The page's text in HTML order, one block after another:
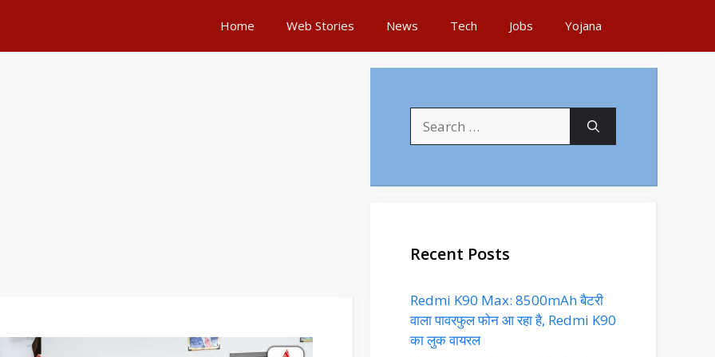
Home Web Stories News Tech Jobs Yojana
for:
Recent Posts
Redmi K90 Max: 8500mAh बैटरी
वाला पावरफुल फोन आ रहा है, Redmi K90
का लुक वायरल